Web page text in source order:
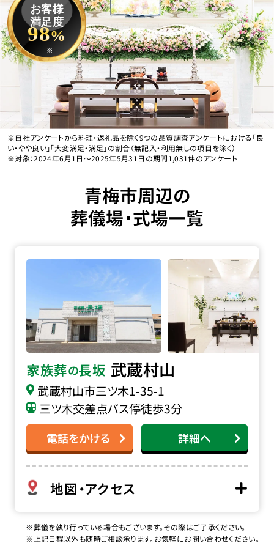
お客様
満足度
98%
※
※自社アンケートから料理・返礼品を除く9つの品質調査アンケートにおける「良
い・やや良い」「大変満足・満足」の割合（無記入・利用無しの項目を除く）
※対象：2024年6月1日〜2025年5月31日の期間1,031件のアンケート
青梅市周辺の
葬儀場･式場一覧
家族葬の長坂 武蔵村山
武蔵村山市三ツ木1-35-1
三ツ木交差点バス停徒歩3分
電話をかける 詳細へ
地図・アクセス
家族葬の長坂 武蔵村山の詳細へ
※葬儀を執り行っている場合もございます。その際はご了承ください。
※上記日程以外も随時ご相談承ります。お気軽にお問い合わせください。